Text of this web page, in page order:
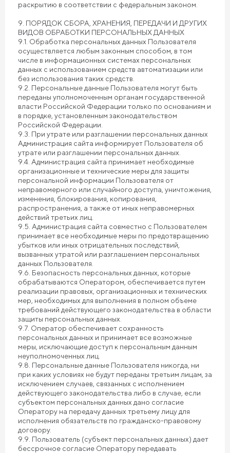
раскрытию в соответствии с федеральным законом.
9. ПОРЯДОК СБОРА, ХРАНЕНИЯ, ПЕРЕДАЧИ И ДРУГИХ
ВИДОВ ОБРАБОТКИ ПЕРСОНАЛЬНЫХ ДАННЫХ
9.1. Обработка персональных данных Пользователя
осуществляется любым законным способом, в том
числе в информационных системах персональных
данных с использованием средств автоматизации или
без использования таких средств.
9.2. Персональные данные Пользователя могут быть
переданы уполномоченным органам государственной
власти Российской Федерации только по основаниям и
в порядке, установленным законодательством
Российской Федерации.
9.3. При утрате или разглашении персональных данных
Администрация сайта информирует Пользователя об
утрате или разглашении персональных данных.
9.4. Администрация сайта принимает необходимые
организационные и технические меры для защиты
персональной информации Пользователя от
неправомерного или случайного доступа, уничтожения,
изменения, блокирования, копирования,
распространения, а также от иных неправомерных
действий третьих лиц.
9.5. Администрация сайта совместно с Пользователем
принимает все необходимые меры по предотвращению
убытков или иных отрицательных последствий,
вызванных утратой или разглашением персональных
данных Пользователя.
9.6. Безопасность персональных данных, которые
обрабатываются Оператором, обеспечивается путем
реализации правовых, организационных и технических
мер, необходимых для выполнения в полном объеме
требований действующего законодательства в области
защиты персональных данных.
9.7. Оператор обеспечивает сохранность
персональных данных и принимает все возможные
меры, исключающие доступ к персональным данным
неуполномоченных лиц.
9.8. Персональные данные Пользователя никогда, ни
при каких условиях не будут переданы третьим лицам, за
исключением случаев, связанных с исполнением
действующего законодательства либо в случае, если
субъектом персональных данных дано согласие
Оператору на передачу данных третьему лицу для
исполнения обязательств по гражданско-правовому
договору.
9.9. Пользователь (субъект персональных данных) дает
бессрочное согласие Оператору передавать